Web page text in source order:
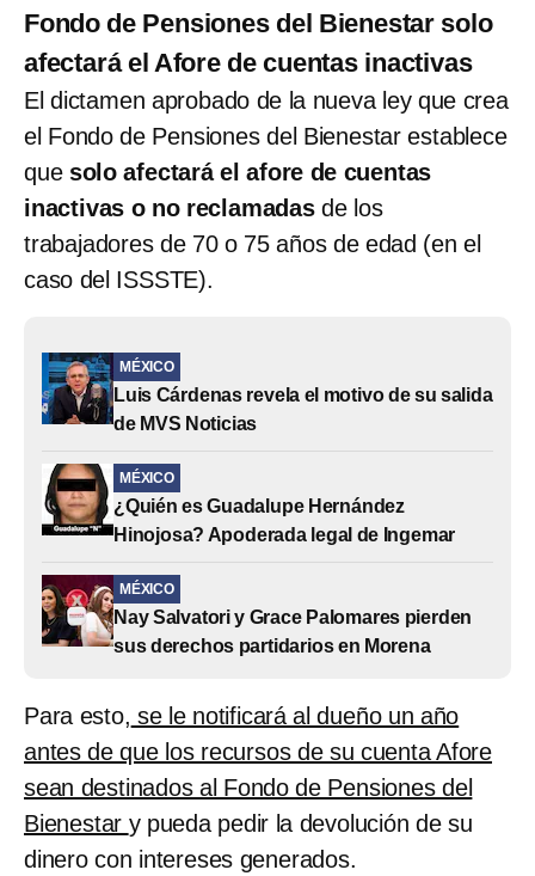
Fondo de Pensiones del Bienestar solo
afectará el Afore de cuentas inactivas
El dictamen aprobado de la nueva ley que crea
el Fondo de Pensiones del Bienestar establece
que solo afectará el afore de cuentas
inactivas o no reclamadasde los
trabajadores de 70 o 75 años de edad (en el
caso del ISSSTE).
MÉXICO
Luis Cárdenas revela el motivo de su salida
de MVS Noticias
MÉXICO
¿Quién es Guadalupe Hernández
Hinojosa? Apoderada legal de Ingemar
MÉXICO
Nay Salvatori y Grace Palomares pierden
sus derechos partidarios en Morena
Para esto, se le notificará al dueño un año
antes de que los recursos de su cuenta Afore
sean destinados al Fondo de Pensiones del
Bienestar y pueda pedir la devolución de su
dinero con intereses generados.